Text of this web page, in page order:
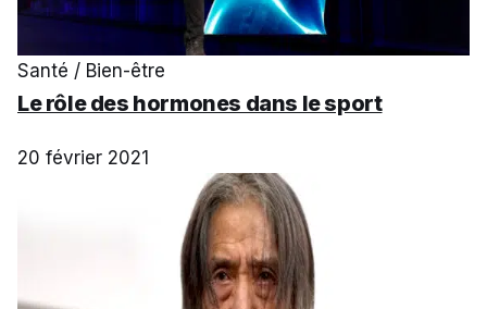
Santé / Bien-être
Le rôle des hormones dans le sport
20 février 2021